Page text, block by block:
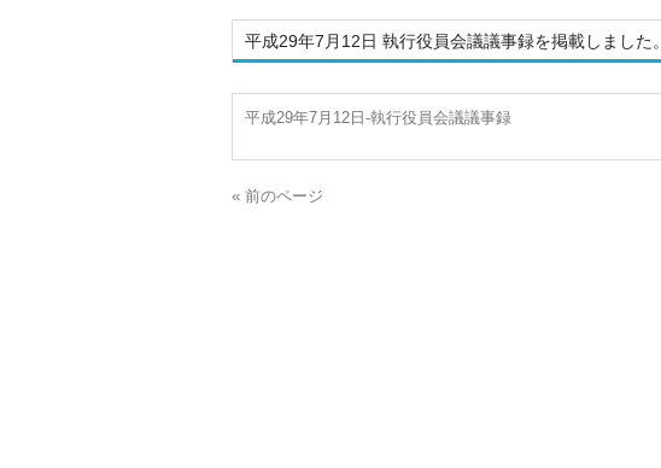
平成29年7月12日 執行役員会議議事録を掲載しました。
平成29年7月12日-執行役員会議議事録
« 前のページ